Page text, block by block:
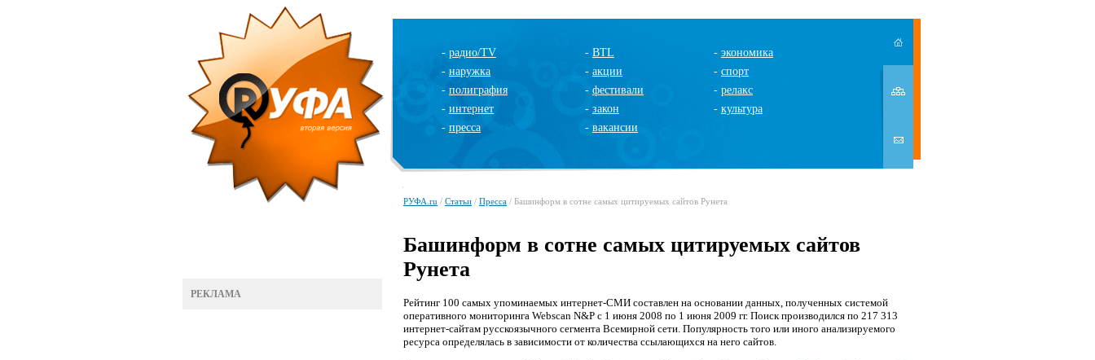
- радио/TV
- наружка
- полиграфия
- интернет
- пресса
- BTL
- акции
- фестивали
- закон
- вакансии
- экономика
- спорт
- релакс
- культура
РЕКЛАМА
РУФА.ru / Статьи / Пресса / Башинформ в сотне самых цитируемых сайтов Рунета
Башинформ в сотне самых цитируемых сайтов
Рунета
Рейтинг 100 самых упоминаемых интернет-СМИ составлен на основании данных, полученных системой
оперативного мониторинга Webscan N&P с 1 июня 2008 по 1 июня 2009 гг. Поиск производился по 217 313
интернет-сайтам русскоязычного сегмента Всемирной сети. Популярность того или иного анализируемого
ресурса определялась в зависимости от количества ссылающихся на него сайтов.